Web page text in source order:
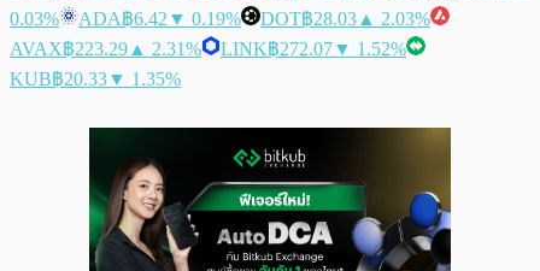
0.03%
ADA฿6.42 ▼ 0.19% DOT฿28.03 ▲ 2.03%
AVAX฿223.29 ▲ 2.31% LINK฿272.07▼ 1.52%
KUB฿20.33▼ 1.35%